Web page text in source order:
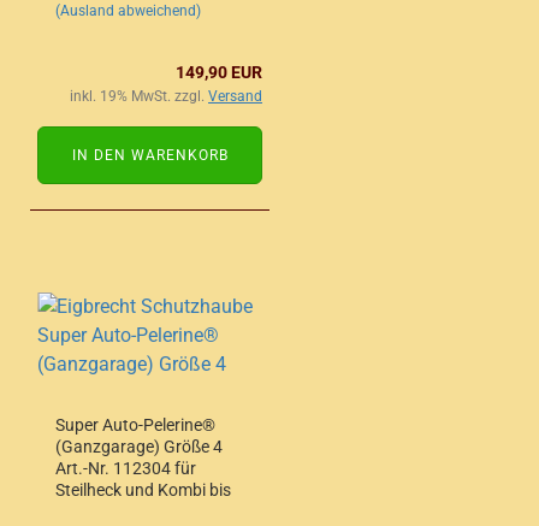
(Ausland abweichend)
149,90 EUR
inkl. 19% MwSt. zzgl. Versand
IN DEN WARENKORB
Super Auto-Pelerine®
(Ganzgarage) Größe 4
Art.-Nr. 112304 für
Steilheck und Kombi bis